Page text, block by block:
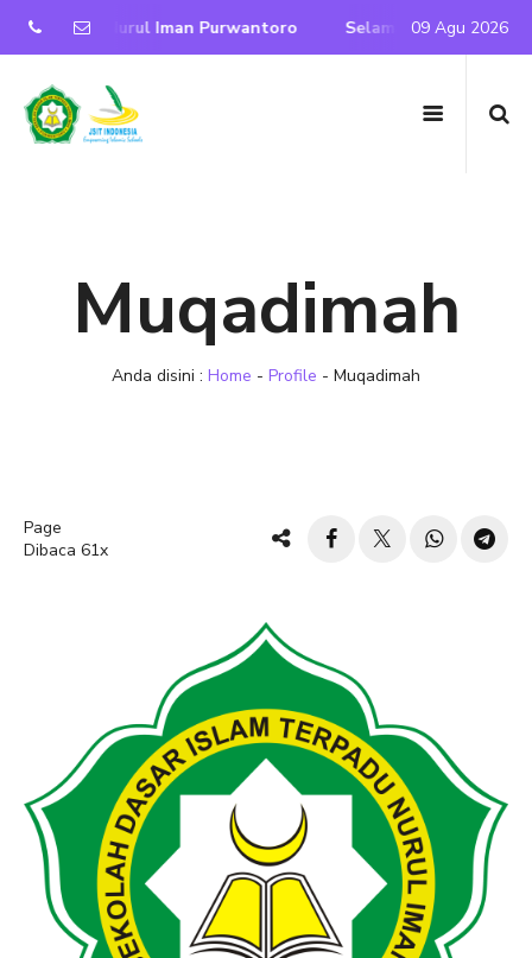
SD IT Nurul Iman Purwantoro Selamat Datang di
09 Agu 2026
Muqadimah
Anda disini : Home - Profile - Muqadimah
Page
Dibaca 61x